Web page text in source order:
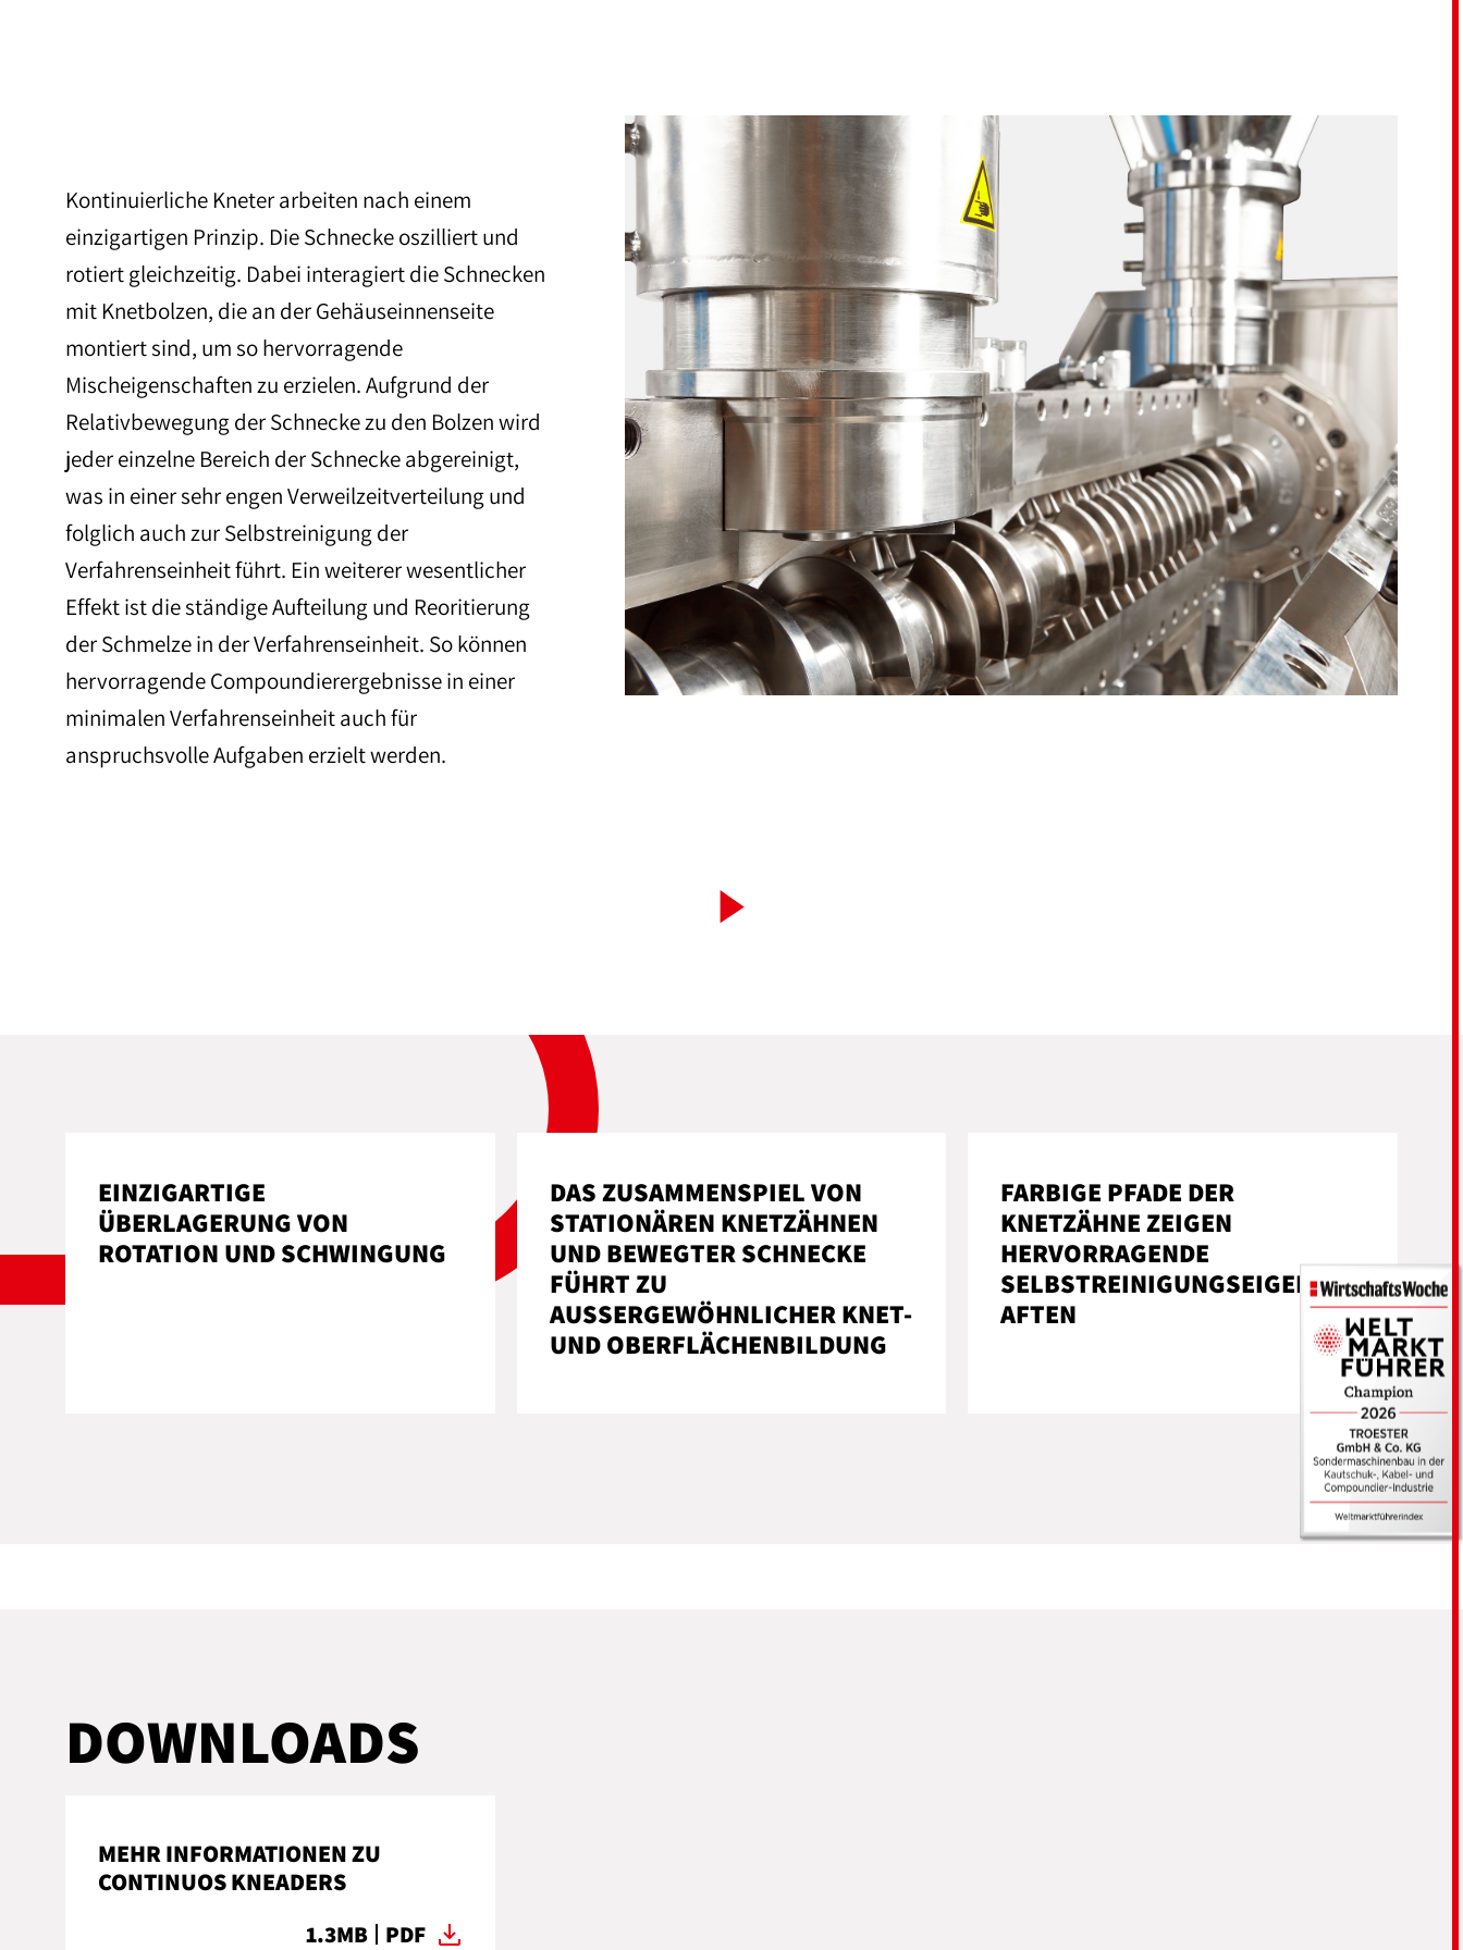
Kontinuierliche Kneter arbeiten nach einem
einzigartigen Prinzip. Die Schnecke oszilliert und
rotiert gleichzeitig. Dabei interagiert die Schnecken
mit Knetbolzen, die an der Gehäuseinnenseite
montiert sind, um so hervorragende
Mischeigenschaften zu erzielen. Aufgrund der
Relativbewegung der Schnecke zu den Bolzen wird
jeder einzelne Bereich der Schnecke abgereinigt,
was in einer sehr engen Verweilzeitverteilung und
folglich auch zur Selbstreinigung der
Verfahrenseinheit führt. Ein weiterer wesentlicher
Effekt ist die ständige Aufteilung und Reoritierung
der Schmelze in der Verfahrenseinheit. So können
hervorragende Compoundierergebnisse in einer
minimalen Verfahrenseinheit auch für
anspruchsvolle Aufgaben erzielt werden.
EINZIGARTIGE
ÜBERLAGERUNG VON
ROTATION UND SCHWINGUNG
DAS ZUSAMMENSPIEL VON
STATIONÄREN KNETZÄHNEN
UND BEWEGTER SCHNECKE
FÜHRT ZU
AUSSERGEWÖHNLICHER KNET- U
ND OBERFLÄCHENBILDUNG
FARBIGE PFADE DER
KNETZÄHNE ZEIGEN
HERVORRAGENDE
SELBSTREINIGUNGSEIGENSCH
AFTEN
DOWNLOADS
MEHR INFORMATIONEN ZU
CONTINUOS KNEADERS
1.3MB PDF